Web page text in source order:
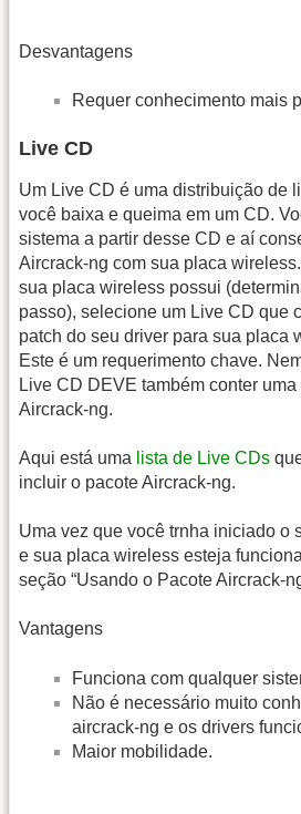
Desvantagens
Requer conhecimento mais
Live CD
Um Live CD é uma distribuição de
você baixa e queima em um CD.
sistema a partir desse CD e aí
Aircrack-ng com sua placa
sua placa wireless possui
passo), selecione um Live CD que
patch do seu driver para sua placa
Este é um requerimento chave.
Live CD DEVE também conter
Aircrack-ng.
Aqui está uma lista de Live CDs
incluir o pacote Aircrack-ng.
Uma vez que você trnha iniciado o
e sua placa wireless esteja
seção “Usando o Pacote Aircrack-
Vantagens
Funciona com qualquer
Não é necessário muito
aircrack-ng e os drivers
Maior mobilidade.